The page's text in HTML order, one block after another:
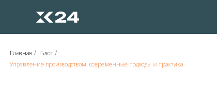
Главная / Блог /
Управление производством: современные подходы и практика